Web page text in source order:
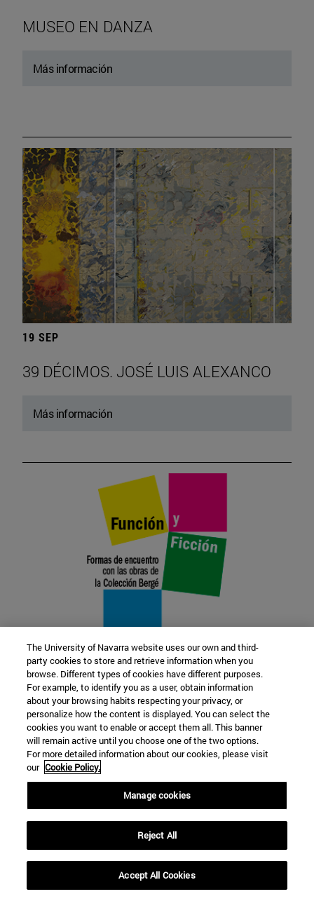
MUSEO EN DANZA
Más información
19 SEP
39 DÉCIMOS. JOSÉ LUIS ALEXANCO
Más información
22 SEP
FUNCIÓN Y FICCIÓN. Varios artistas
Más información
The University of Navarra website uses our own and third-
party cookies to store and retrieve information when you
browse. Different types of cookies have different purposes.
For example, to identify you as a user, obtain information
about your browsing habits respecting your privacy, or
personalize how the content is displayed. You can select the
cookies you want to enable or accept them all. This banner
will remain active until you choose one of the two options.
For more detailed information about our cookies, please visit
our Cookie Policy.
Manage cookies
Reject All
Accept All Cookies